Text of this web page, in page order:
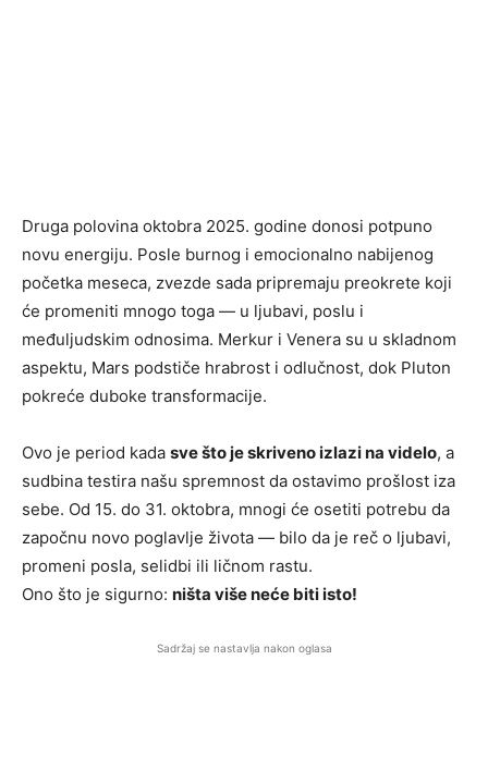
Druga polovina oktobra 2025. godine donosi potpuno
novu energiju. Posle burnog i emocionalno nabijenog
početka meseca, zvezde sada pripremaju preokrete koji
će promeniti mnogo toga — u ljubavi, poslu i
međuljudskim odnosima. Merkur i Venera su u skladnom
aspektu, Mars podstiče hrabrost i odlučnost, dok Pluton
pokreće duboke transformacije.
Ovo je period kada sve što je skriveno izlazi na videlo, a
sudbina testira našu spremnost da ostavimo prošlost iza
sebe. Od 15. do 31. oktobra, mnogi će osetiti potrebu da
započnu novo poglavlje života — bilo da je reč o ljubavi,
promeni posla, selidbi ili ličnom rastu.
Ono što je sigurno: ništa više neće biti isto!
Sadržaj se nastavlja nakon oglasa